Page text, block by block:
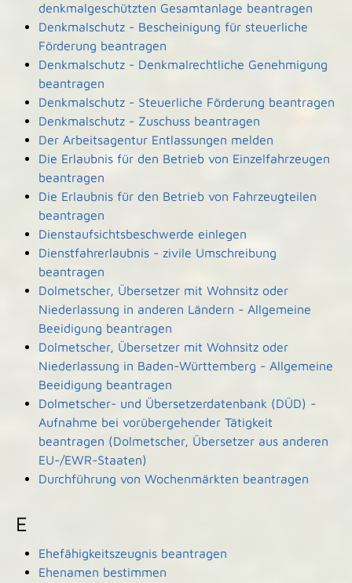
denkmalgeschützten Gesamtanlage beantragen
Denkmalschutz - Bescheinigung für steuerliche
Förderung beantragen
Denkmalschutz - Denkmalrechtliche Genehmigung
beantragen
Denkmalschutz - Steuerliche Förderung beantragen
Denkmalschutz - Zuschuss beantragen
Der Arbeitsagentur Entlassungen melden
Die Erlaubnis für den Betrieb von Einzelfahrzeugen
beantragen
Die Erlaubnis für den Betrieb von Fahrzeugteilen
beantragen
Dienstaufsichtsbeschwerde einlegen
Dienstfahrerlaubnis - zivile Umschreibung
beantragen
Dolmetscher, Übersetzer mit Wohnsitz oder
Niederlassung in anderen Ländern - Allgemeine
Beeidigung beantragen
Dolmetscher, Übersetzer mit Wohnsitz oder
Niederlassung in Baden-Württemberg - Allgemeine
Beeidigung beantragen
Dolmetscher- und Übersetzerdatenbank (DÜD) -
Aufnahme bei vorübergehender Tätigkeit
beantragen (Dolmetscher, Übersetzer aus anderen
EU-/EWR-Staaten)
Durchführung von Wochenmärkten beantragen
E
Ehefähigkeitszeugnis beantragen
Ehenamen bestimmen